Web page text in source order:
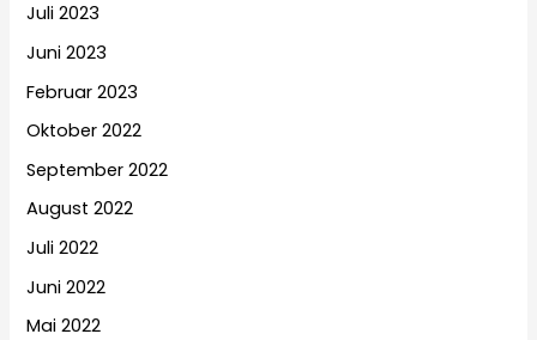
Juli 2023
Juni 2023
Februar 2023
Oktober 2022
September 2022
August 2022
Juli 2022
Juni 2022
Mai 2022